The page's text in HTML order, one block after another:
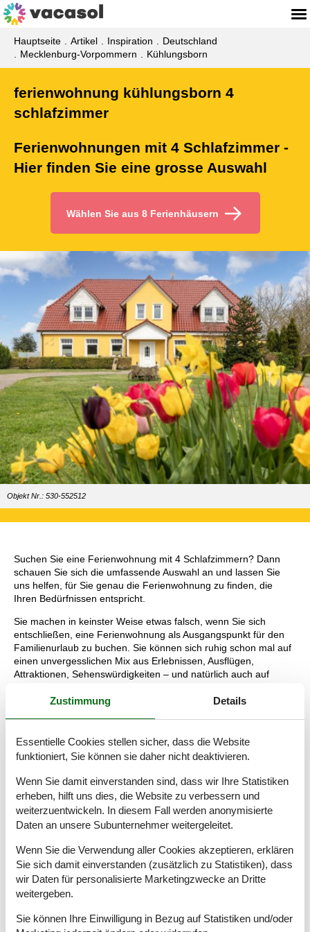
Hauptseite Artikel Inspiration
Deutschland
Mecklenburg-Vorpommern
Kühlungsborn
ferienwohnung kühlungsborn 4
schlafzimmer
Ferienwohnungen mit 4 Schlafzimmer -
Hier finden Sie eine grosse Auswahl
Wählen Sie aus 8 Ferienhäusern
Objekt Nr.: 530-552512
Suchen Sie eine Ferienwohnung mit 4 Schlafzimmern? Dann
schauen Sie sich die umfassende Auswahl an und lassen Sie
uns helfen, für Sie genau die Ferienwohnung zu finden, die
Ihren Bedürfnissen entspricht.
Sie machen in keinster Weise etwas falsch, wenn Sie sich
entschließen, eine Ferienwohnung als Ausgangspunkt für den
Familienurlaub zu buchen. Sie können sich ruhig schon mal auf
einen unvergesslichen Mix aus Erlebnissen, Ausflügen,
Attraktionen, Sehenswürdigkeiten – und natürlich auch auf
Tipps und Erlebnisse
Verbringen Sie unvergessliche Urlaubstage in Mecklenburg-
Vorpommern. Ganz im Norden des Bundeslands liegt der kleine
Badeort Kühlungsborn. Erleben Sie das einzigartige Flair der
Ostsee und genießen Sie die Tage mit ihrer Familie.
Ein besonderes Ausflugsziel ist ein Tag im Offroad Park. Hier
können Sie gemeinsam mit ihrer Familie mit einem Quad oder
Schwierigkeitsstufen, so dass bereits Kinder ab 4 Jahren
teilnehmen dürfen.
Nehmen Sie an einem Zumba-Kurs im Haus des Gastes teil und
starten Sie sportlich in ihren Urlaubstag. Anschließend bringen
Sie für ihre Familie frische Brötchen vom Bäcker mit! Alternativ
können Sie auch an einem Yoga-Kurs teilnehmen.
Zustimmung Details
Essentielle Cookies stellen sicher, dass die Website
funktioniert, Sie können sie daher nicht deaktivieren.
Wenn Sie damit einverstanden sind, dass wir Ihre Statistiken
erheben, hilft uns dies, die Website zu verbessern und
weiterzuentwickeln. In diesem Fall werden anonymisierte
Daten an unsere Subunternehmer weitergeleitet.
Wenn Sie die Verwendung aller Cookies akzeptieren, erklären
Sie sich damit einverstanden (zusätzlich zu Statistiken), dass
wir Daten für personalisierte Marketingzwecke an Dritte
weitergeben.
Sie können Ihre Einwilligung in Bezug auf Statistiken und/oder